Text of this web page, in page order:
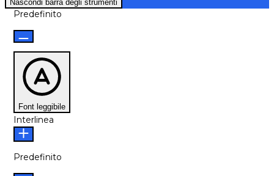
Nascondi barra degli strumenti
Predefinito
Font leggibile
Interlinea
Predefinito